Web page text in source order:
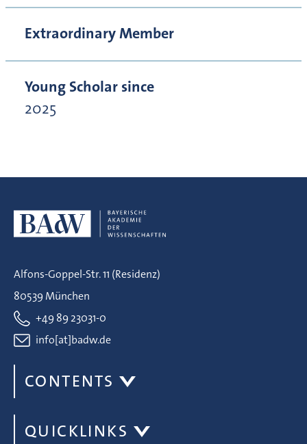
Extraordinary Member
Young Scholar since
2025
Alfons-Goppel-Str. 11 (Residenz)
80539 München
+49 89 23031-0
info[at]badw.de
CONTENTS
QUICKLINKS